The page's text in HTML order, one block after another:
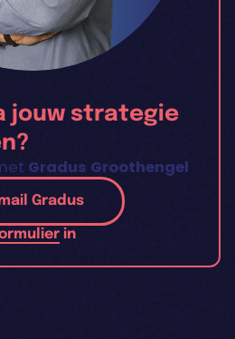
jouw strategie
Gradus Groothengel
Gradus
in